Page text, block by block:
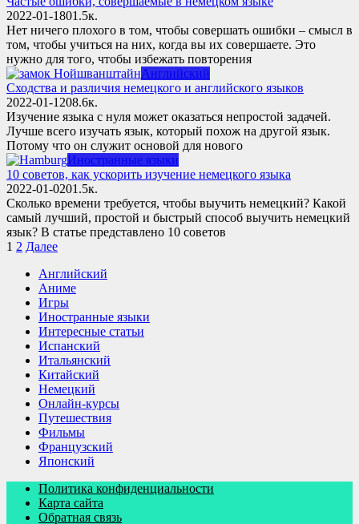
2022-01-1801.5к.
Нет ничего плохого в том, чтобы совершать ошибки – смысл в
том, чтобы учиться на них, когда вы их совершаете. Это
нужно для того, чтобы избежать повторения
Английский
Сходства и различия немецкого и английского языков
2022-01-1208.6к.
Изучение языка с нуля может оказаться непростой задачей.
Лучше всего изучать язык, который похож на другой язык.
Потому что он служит основой для нового
Иностранные языки
10 советов, как ускорить изучение немецкого языка
2022-01-0201.5к.
Сколько времени требуется, чтобы выучить немецкий? Какой
самый лучший, простой и быстрый способ выучить немецкий
язык? В статье представлено 10 советов
Пагинация
1 2 Далее
Английский
Аниме
Игры
Иностранные языки
Интересные статьи
Испанский
Итальянский
Китайский
Немецкий
Онлайн-курсы
Путешествия
Фильмы
Французский
Японский
Политика конфиденциальности
Карта сайта
Обратная связь